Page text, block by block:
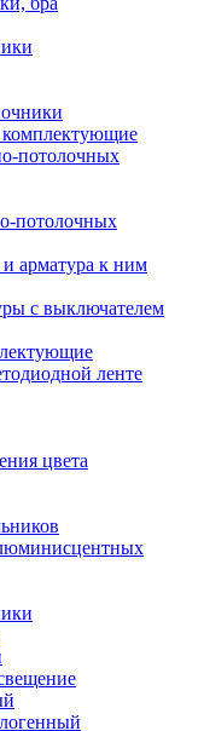
потолочных
потолочных
арматура к ним
с выключателем
ленте
цвета